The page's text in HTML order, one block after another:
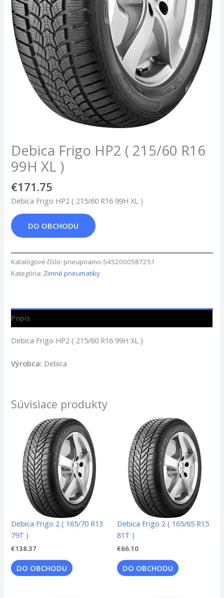
Debica Frigo HP2 ( 215/60 R16
99H XL )
€171.75
Debica Frigo HP2 ( 215/60 R16 99H XL )
DO OBCHODU
Katalógové číslo: pneupriamo-5452000587251
Kategória: Zimné pneumatiky
Popis
Debica Frigo HP2 ( 215/60 R16 99H XL )
Výrobca: Debica
Súvisiace produkty
Debica Frigo 2 ( 165/70 R13
79T )
€138.37
DO OBCHODU
Debica Frigo 2 ( 165/65 R15
81T )
€66.10
DO OBCHODU